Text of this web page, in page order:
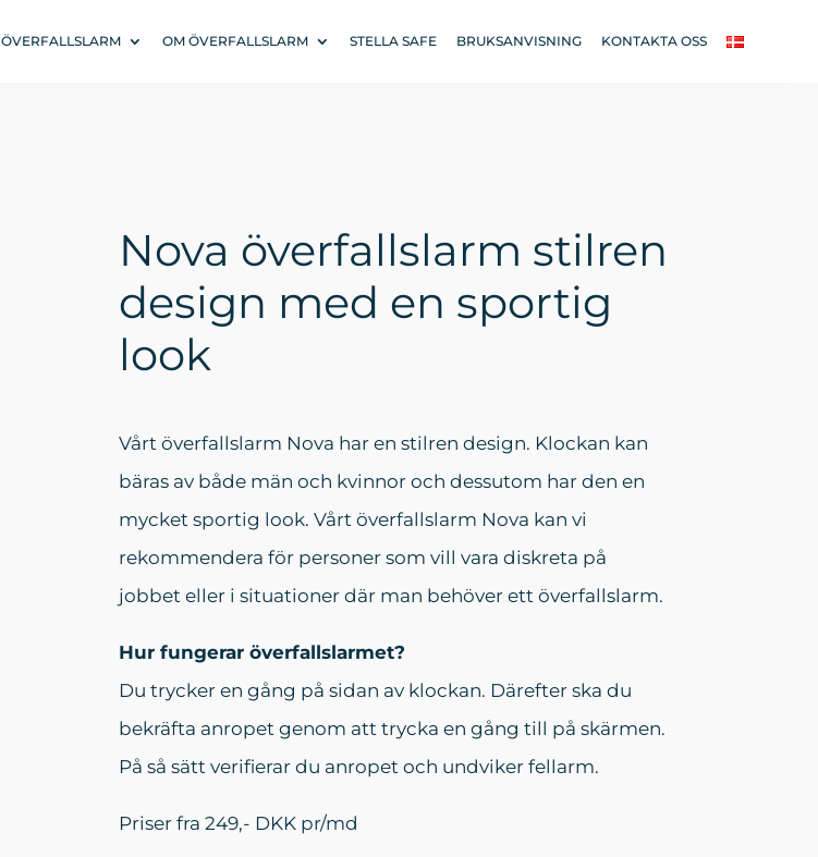
ÖVERFALLSLARM OM ÖVERFALLSLARM STELLA SAFE BRUKSANVISNING KONTAKTA OSS
Nova överfallslarm stilren
design med en sportig
look
Vårt överfallslarm Nova har en stilren design. Klockan kan
bäras av både män och kvinnor och dessutom har den en
mycket sportig look. Vårt överfallslarm Nova kan vi
rekommendera för personer som vill vara diskreta på
jobbet eller i situationer där man behöver ett överfallslarm.
Hur fungerar överfallslarmet?
Du trycker en gång på sidan av klockan. Därefter ska du
bekräfta anropet genom att trycka en gång till på skärmen.
På så sätt verifierar du anropet och undviker fellarm.
Priser fra 249,- DKK pr/md